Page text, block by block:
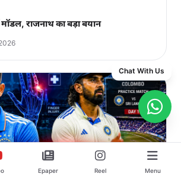
मॉडल, राजनाथ का बड़ा बयान
Epaper Reel Menu
Chat With Us